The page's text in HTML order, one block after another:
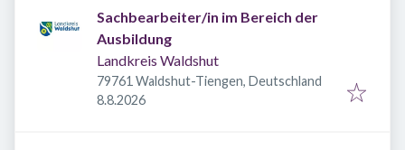
Sachbearbeiter/in im Bereich der
Ausbildung
Landkreis Waldshut
79761 Waldshut-Tiengen, Deutschland
Veröffentlicht
8.8.2026